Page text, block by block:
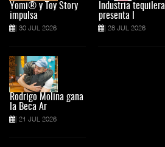
Yomi® y Toy Story
impulsa
30 JUL 2026
Rodrigo Molina gana
la Beca Ar
21 JUL 2026
Industria tequilera
presenta l
28 JUL 2026